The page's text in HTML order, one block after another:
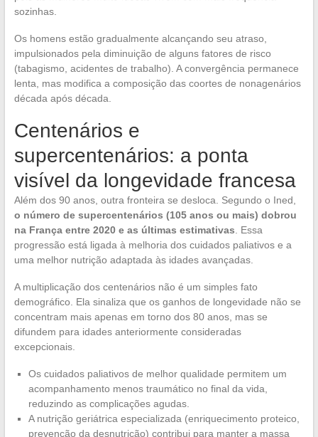
sozinhas.
Os homens estão gradualmente alcançando seu atraso,
impulsionados pela diminuição de alguns fatores de risco
(tabagismo, acidentes de trabalho). A convergência permanece
lenta, mas modifica a composição das coortes de nonagenários
década após década.
Centenários e
supercentenários: a ponta
visível da longevidade francesa
Além dos 90 anos, outra fronteira se desloca. Segundo o Ined,
o número de supercentenários (105 anos ou mais) dobrou
na França entre 2020 e as últimas estimativas . Essa
progressão está ligada à melhoria dos cuidados paliativos e a
uma melhor nutrição adaptada às idades avançadas.
A multiplicação dos centenários não é um simples fato
demográfico. Ela sinaliza que os ganhos de longevidade não se
concentram mais apenas em torno dos 80 anos, mas se
difundem para idades anteriormente consideradas
excepcionais.
Os cuidados paliativos de melhor qualidade permitem um
acompanhamento menos traumático no final da vida,
reduzindo as complicações agudas.
A nutrição geriátrica especializada (enriquecimento proteico,
prevenção da desnutrição) contribui para manter a massa